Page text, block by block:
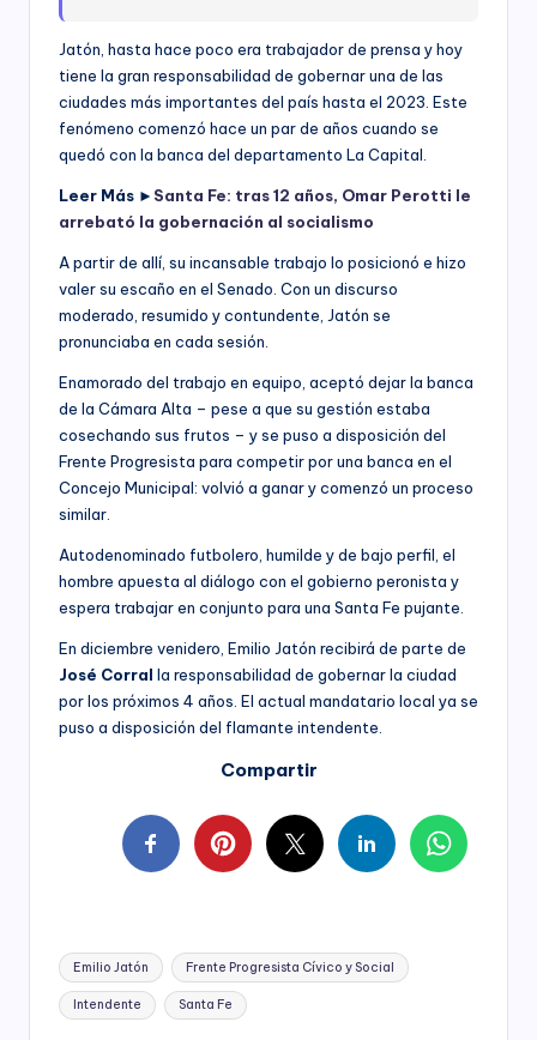
Jatón, hasta hace poco era trabajador de prensa y hoy
tiene la gran responsabilidad de gobernar una de las
ciudades más importantes del país hasta el 2023. Este
fenómeno comenzó hace un par de años cuando se
quedó con la banca del departamento La Capital.
Leer Más ► Santa Fe: tras 12 años, Omar Perotti le
arrebató la gobernación al socialismo
A partir de allí, su incansable trabajo lo posicionó e hizo
valer su escaño en el Senado. Con un discurso
moderado, resumido y contundente, Jatón se
pronunciaba en cada sesión.
Enamorado del trabajo en equipo, aceptó dejar la banca
de la Cámara Alta – pese a que su gestión estaba
cosechando sus frutos – y se puso a disposición del
Frente Progresista para competir por una banca en el
Concejo Municipal: volvió a ganar y comenzó un proceso
similar.
Autodenominado futbolero, humilde y de bajo perfil, el
hombre apuesta al diálogo con el gobierno peronista y
espera trabajar en conjunto para una Santa Fe pujante.
En diciembre venidero, Emilio Jatón recibirá de parte de
José Corral la responsabilidad de gobernar la ciudad
por los próximos 4 años. El actual mandatario local ya se
puso a disposición del flamante intendente.
Compartir
Tags:
Emilio Jatón Frente Progresista Cívico y Social
Intendente Santa Fe